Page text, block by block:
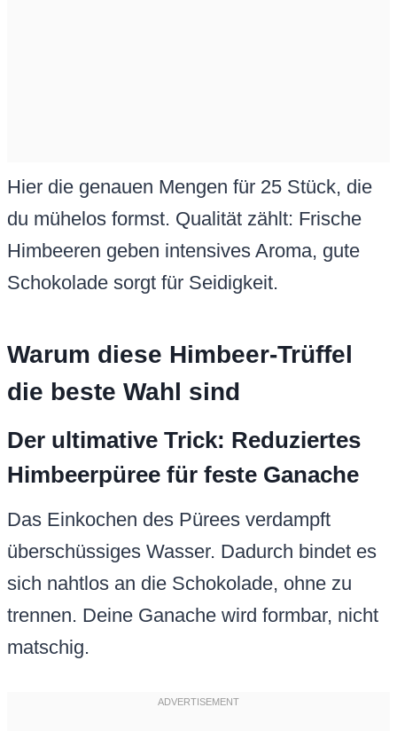
Hier die genauen Mengen für 25 Stück, die
du mühelos formst. Qualität zählt: Frische
Himbeeren geben intensives Aroma, gute
Schokolade sorgt für Seidigkeit.
Warum diese Himbeer-Trüffel
die beste Wahl sind
Der ultimative Trick: Reduziertes
Himbeerpüree für feste Ganache
Das Einkochen des Pürees verdampft
überschüssiges Wasser. Dadurch bindet es
sich nahtlos an die Schokolade, ohne zu
trennen. Deine Ganache wird formbar, nicht
matschig.